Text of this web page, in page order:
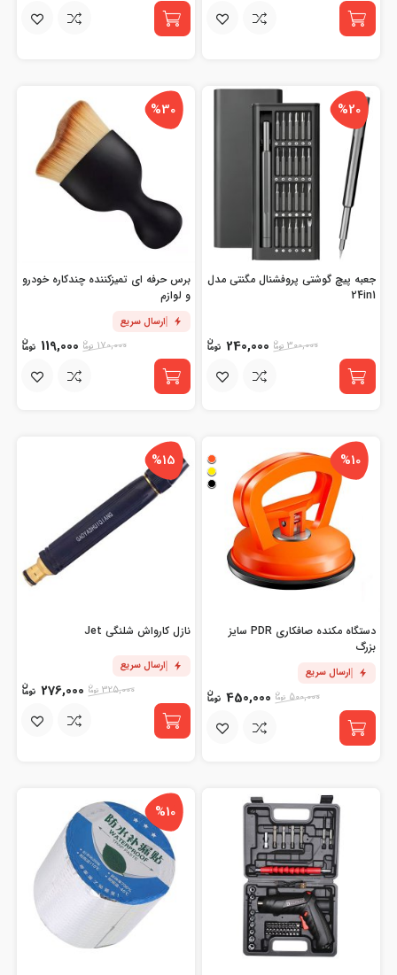
%20
جعبه پیچ گوشتی پروفشنال مگنتی مدل
24in1
300,000
240,000
%30
برس حرفه ای تمیزکننده چندکاره خودرو
و لوازم
ارسال سریع
170,000
119,000
%10
دستگاه مکنده صافکاری PDR سایز
بزرگ
ارسال سریع
500,000
450,000
%15
نازل کارواش شلنگی Jet
ارسال سریع
325,000
276,000
%10